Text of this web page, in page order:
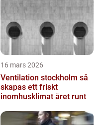
16 mars 2026
Ventilation stockholm så
skapas ett friskt
inomhusklimat året runt